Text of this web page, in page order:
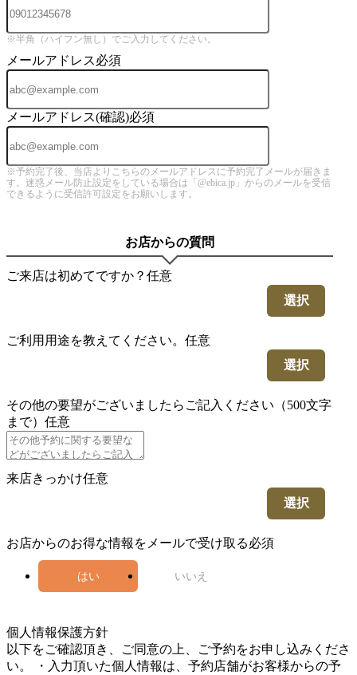
※半角（ハイフン無し）でご入力してください。
メールアドレス必須
メールアドレス(確認)必須
※予約完了後、当店よりこちらのメールアドレスに予約完了メールが届きま
す。迷惑メール防止設定をしている場合は「@ebica.jp」からのメールを受信
できるように受信許可設定をお願いします。
お店からの質問
ご来店は初めてですか？ 任意
選択
ご利用用途を教えてください。 任意
選択
その他の要望がございましたらご記入ください（500文字
まで） 任意
来店きっかけ任意
選択
お店からのお得な情報をメールで受け取る必須
はい いいえ
個人情報保護方針
以下をご確認頂き、ご同意の上、ご予約をお申し込みくださ
い。 ・入力頂いた個人情報は、予約店舗がお客様からの予